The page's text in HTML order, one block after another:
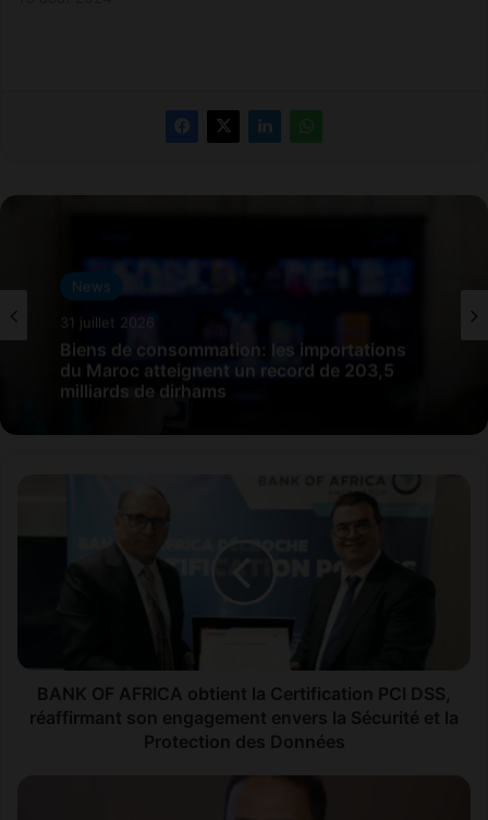
News
31 juillet 2026
Biens de consommation: les importations
du Maroc atteignent un record de 203,5
milliards de dirhams
R
BANK OF AFRICA obtient la Certification PCI DSS,
réaffirmant son engagement envers la Sécurité et la
Protection des Données